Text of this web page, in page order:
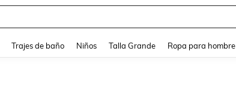
Trajes de baño Niños Talla Grande Ropa para hombre